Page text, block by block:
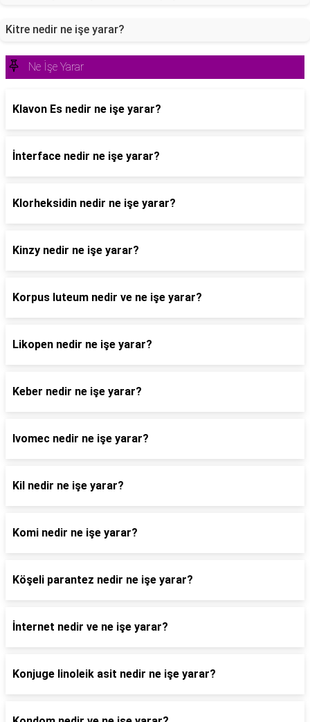
Kitre nedir ne işe yarar?
Ne İşe Yarar
Klavon Es nedir ne işe yarar?
İnterface nedir ne işe yarar?
Klorheksidin nedir ne işe yarar?
Kinzy nedir ne işe yarar?
Korpus luteum nedir ve ne işe yarar?
Likopen nedir ne işe yarar?
Keber nedir ne işe yarar?
Ivomec nedir ne işe yarar?
Kil nedir ne işe yarar?
Komi nedir ne işe yarar?
Köşeli parantez nedir ne işe yarar?
İnternet nedir ve ne işe yarar?
Konjuge linoleik asit nedir ne işe yarar?